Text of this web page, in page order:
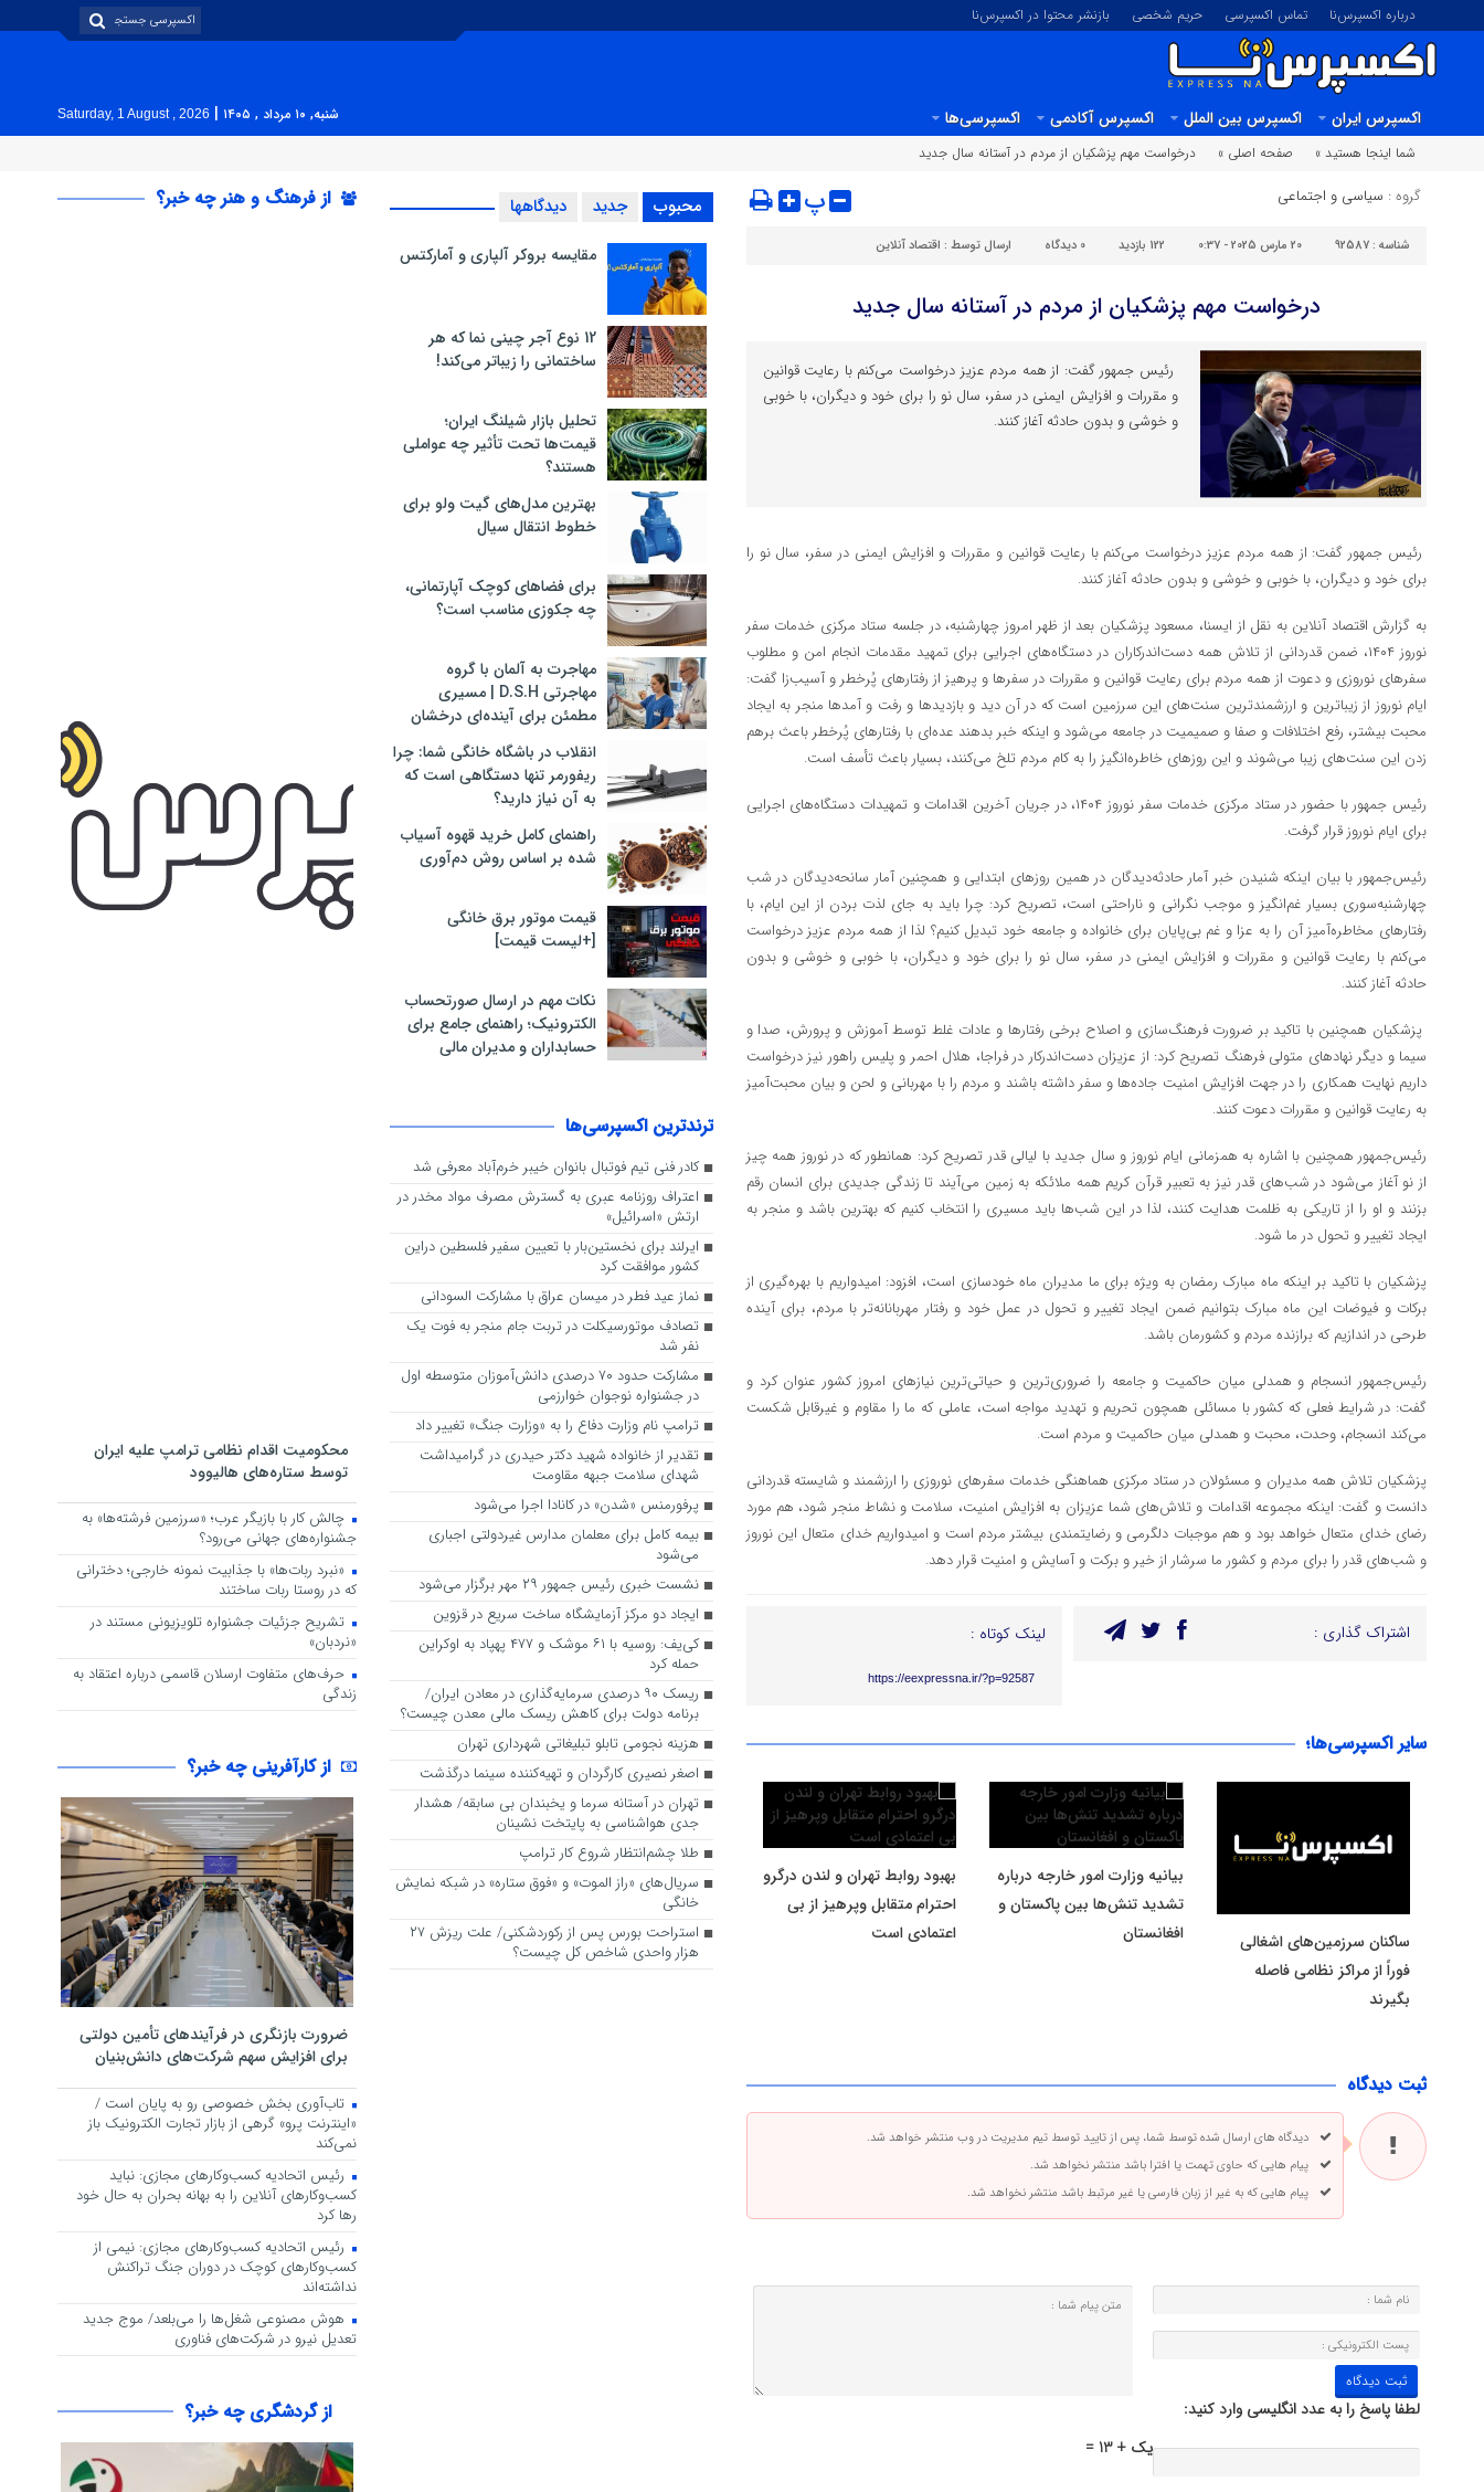
درباره اکسپرس‌نا تماس اکسپرسی حریم شخصی بازنشر محتوا در اکسپرس‌نا
اکسپرس ایران اکسپرس بین الملل اکسپرس آکادمی اکسپرسی‌ها شنبه, ۱۰ مرداد , ۱۴۰۵ |
Saturday, 1 August , 2026
شما اینجا هستید » صفحه اصلی » درخواست مهم پزشکیان از مردم در آستانه سال جدید
گروه : سیاسی و اجتماعی پ
شناسه : 92587 20 مارس 2025 - 0:37 122 بازدید 0 دیدگاه ارسال توسط : اقتصاد آنلاین
درخواست مهم پزشکیان از مردم در آستانه سال جدید
رئیس جمهور گفت: از همه مردم عزیز درخواست می‌کنم با رعایت قوانین
و مقررات و افزایش ایمنی در سفر، سال نو را برای خود و دیگران، با خوبی
و خوشی و بدون حادثه آغاز کنند.
رئیس جمهور گفت: از همه مردم عزیز درخواست می‌کنم با رعایت قوانین و مقررات و افزایش ایمنی در سفر، سال نو را
برای خود و دیگران، با خوبی و خوشی و بدون حادثه آغاز کنند.
به گزارش اقتصاد آنلاین به نقل از ایسنا، مسعود پزشکیان بعد از ظهر امروز چهارشنبه، در جلسه ستاد مرکزی خدمات سفر
نوروز ۱۴۰۴، ضمن قدردانی از تلاش همه دست‌اندرکاران در دستگاه‌های اجرایی برای تمهید مقدمات انجام امن و مطلوب
سفرهای نوروزی و دعوت از همه مردم برای رعایت قوانین و مقررات در سفرها و پرهیز از رفتارهای پُرخطر و آسیب‌زا گفت:
ایام نوروز از زیباترین و ارزشمندترین سنت‌های این سرزمین است که در آن دید و بازدیدها و رفت و آمدها منجر به ایجاد
محبت بیشتر، رفع اختلافات و صفا و صمیمیت در جامعه می‌شود و اینکه خبر بدهند عده‌ای با رفتارهای پُرخطر باعث برهم
زدن این سنت‌های زیبا می‌شوند و این روزهای خاطره‌انگیز را به کام مردم تلخ می‌کنند، بسیار باعث تأسف است.
رئیس جمهور با حضور در ستاد مرکزی خدمات سفر نوروز ۱۴۰۴، در جریان آخرین اقدامات و تمهیدات دستگاه‌های اجرایی
برای ایام نوروز قرار گرفت.
رئیس‌جمهور با بیان اینکه شنیدن خبر آمار حادثه‌دیدگان در همین روزهای ابتدایی و همچنین آمار سانحه‌دیدگان در شب
چهارشنبه‌سوری بسیار غم‌انگیز و موجب نگرانی و ناراحتی است، تصریح کرد: چرا باید به جای لذت بردن از این ایام، با
رفتارهای مخاطره‌آمیز آن را به عزا و غم بی‌پایان برای خانواده و جامعه خود تبدیل کنیم؟ لذا از همه مردم عزیز درخواست
می‌کنم با رعایت قوانین و مقررات و افزایش ایمنی در سفر، سال نو را برای خود و دیگران، با خوبی و خوشی و بدون
حادثه آغاز کنند.
پزشکیان همچنین با تاکید بر ضرورت فرهنگ‌سازی و اصلاح برخی رفتارها و عادات غلط توسط آموزش و پرورش، صدا و
سیما و دیگر نهادهای متولی فرهنگ تصریح کرد: از عزیزان دست‌اندرکار در فراجا، هلال احمر و پلیس راهور نیز درخواست
داریم نهایت همکاری را در جهت افزایش امنیت جاده‌ها و سفر داشته باشند و مردم را با مهربانی و لحن و بیان محبت‌آمیز
به رعایت قوانین و مقررات دعوت کنند.
رئیس‌جمهور همچنین با اشاره به همزمانی ایام نوروز و سال جدید با لیالی قدر تصریح کرد: همانطور که در نوروز همه چیز
از نو آغاز می‌شود در شب‌های قدر نیز به تعبیر قرآن کریم همه ملائکه به زمین می‌آیند تا زندگی جدیدی برای انسان رقم
بزنند و او را از تاریکی به ظلمت هدایت کنند، لذا در این شب‌ها باید مسیری را انتخاب کنیم که بهترین باشد و منجر به
ایجاد تغییر و تحول در ما شود.
پزشکیان با تاکید بر اینکه ماه مبارک رمضان به ویژه برای ما مدیران ماه خودسازی است، افزود: امیدواریم با بهره‌گیری از
برکات و فیوضات این ماه مبارک بتوانیم ضمن ایجاد تغییر و تحول در عمل خود و رفتار مهربانانه‌تر با مردم، برای آینده
طرحی در اندازیم که برازنده مردم و کشورمان باشد.
رئیس‌جمهور انسجام و همدلی میان حاکمیت و جامعه را ضروری‌ترین و حیاتی‌ترین نیازهای امروز کشور عنوان کرد و
گفت: در شرایط فعلی که کشور با مسائلی همچون تحریم و تهدید مواجه است، عاملی که ما را مقاوم و غیرقابل شکست
می‌کند انسجام، وحدت، محبت و همدلی میان حاکمیت و مردم است.
پزشکیان تلاش همه مدیران و مسئولان در ستاد مرکزی هماهنگی خدمات سفرهای نوروزی را ارزشمند و شایسته قدردانی
دانست و گفت: اینکه مجموعه اقدامات و تلاش‌های شما عزیزان به افزایش امنیت، سلامت و نشاط منجر شود، هم مورد
رضای خدای متعال خواهد بود و هم موجبات دلگرمی و رضایتمندی بیشتر مردم است و امیدواریم خدای متعال این نوروز
و شب‌های قدر را برای مردم و کشور ما سرشار از خیر و برکت و آسایش و امنیت قرار دهد.
اشتراک گذاری : لینک کوتاه :
https://eexpressna.ir/?p=92587
سایر اکسپرسی‌ها؛
ساکنان سرزمین‌های اشغالی
فوراً از مراکز نظامی فاصله
بگیرند
بیانیه وزارت امور خارجه درباره
تشدید تنش‌ها بین پاکستان و
افغانستان
بهبود روابط تهران و لندن درگرو
احترام متقابل وپرهیز از بی‌
اعتمادی است
ثبت دیدگاه
دیدگاه های ارسال شده توسط شما، پس از تایید توسط تیم مدیریت در وب منتشر خواهد شد.
پیام هایی که حاوی تهمت یا افترا باشد منتشر نخواهد شد.
پیام هایی که به غیر از زبان فارسی یا غیر مرتبط باشد منتشر نخواهد شد.
لطفا پاسخ را به عدد انگلیسی وارد کنید:
یک + 13 =
محبوب جدید دیدگاهها
مقایسه بروکر آلپاری و آمارکتس
12 نوع آجر چینی نما که هر
ساختمانی را زیباتر می‌کند!
تحلیل بازار شیلنگ ایران؛
قیمت‌ها تحت تأثیر چه عواملی
هستند؟
بهترین مدل‌های گیت ولو برای
خطوط انتقال سیال
برای فضاهای کوچک آپارتمانی،
چه جکوزی مناسب است؟
مهاجرت به آلمان با گروه
مهاجرتی D.S.H | مسیری
مطمئن برای آینده‌ای درخشان
انقلاب در باشگاه خانگی شما: چرا
ریفورمر تنها دستگاهی است که
به آن نیاز دارید؟
راهنمای کامل خرید قهوه آسیاب
شده بر اساس روش دم‌آوری
قیمت موتور برق خانگی
[+لیست قیمت]
نکات مهم در ارسال صورتحساب
الکترونیک؛ راهنمای جامع برای
حسابداران و مدیران مالی
ترندترین اکسپرسی‌ها
کادر فنی تیم فوتبال بانوان خیبر خرم‌آباد معرفی شد
اعتراف روزنامه عبری به گسترش مصرف مواد مخدر در
ارتش «اسرائیل»
ایرلند برای نخستین‌بار با تعیین سفیر فلسطین دراین
کشور موافقت کرد
نماز عید فطر در میسان عراق با مشارکت السودانی
تصادف موتورسیکلت در تربت جام منجر به فوت یک
نفر شد
مشارکت حدود ۷۰ درصدی دانش‌آموزان متوسطه اول
در جشنواره نوجوان خوارزمی
ترامپ نام وزارت دفاع را به «وزارت جنگ» تغییر داد
تقدیر از خانواده شهید دکتر حیدری در گرامیداشت
شهدای سلامت جبهه مقاومت
پرفورمنس «شدن» در کانادا اجرا می‌شود
بیمه کامل برای معلمان مدارس غیردولتی اجباری
می‌شود
نشست خبری رئیس جمهور ۲۹ مهر برگزار می‌شود
ایجاد دو مرکز آزمایشگاه ساخت سریع در قزوین
کی‌یف: روسیه با ۶۱ موشک و ۴۷۷ پهپاد به اوکراین
حمله کرد
ریسک ۹۰ درصدی سرمایه‌گذاری در معادن ایران/
برنامه دولت برای کاهش ریسک مالی معدن چیست؟
هزینه نجومی تابلو تبلیغاتی شهرداری تهران
اصغر نصیری کارگردان و تهیه‌کننده سینما درگذشت
تهران در آستانه سرما و یخبندان بی سابقه/ هشدار
جدی هواشناسی به پایتخت نشینان
طلا چشم‌انتظار شروع کار ترامپ
سریال‌های «راز الموت» و «فوق ستاره» در شبکه نمایش
خانگی
استراحت بورس پس از رکوردشکنی/ علت ریزش ۲۷
هزار واحدی شاخص کل چیست؟
از فرهنگ و هنر چه خبر؟
محکومیت اقدام نظامی ترامپ علیه ایران
توسط ستاره‌های هالیوود
چالش کار با بازیگر عرب؛ «سرزمین فرشته‌ها» به
جشنواره‌های جهانی می‌رود؟
«نبرد ربات‌ها» با جذابیت نمونه خارجی؛ دخترانی
که در روستا ربات ساختند
تشریح جزئیات جشنواره‌ تلویزیونی مستند در
«نردبان»
حرف‌های متفاوت ارسلان قاسمی درباره اعتقاد به
زندگی
از کارآفرینی چه خبر؟
ضرورت بازنگری در فرآیندهای تأمین دولتی
برای افزایش سهم شرکت‌های دانش‌بنیان
تاب‌آوری بخش خصوصی رو به پایان است /
«اینترنت پرو» گرهی از بازار تجارت الکترونیک باز
نمی‌کند
رئیس اتحادیه کسب‌وکارهای مجازی: نباید
کسب‌وکارهای آنلاین را به بهانه بحران به حال خود
رها کرد
رئیس اتحادیه کسب‌وکارهای مجازی: نیمی از
کسب‌وکارهای کوچک در دوران جنگ‌ تراکنش
نداشته‌اند
هوش مصنوعی شغل‌ها را می‌بلعد/ موج جدید
تعدیل نیرو در شرکت‌های فناوری
از گردشگری چه خبر؟